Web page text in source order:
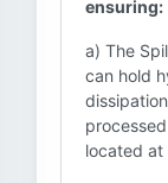
ensuring:
a) The
can hold
located at